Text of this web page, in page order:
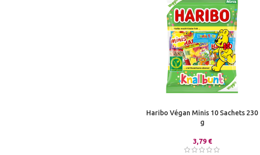
Haribo Végan Minis 10 Sachets 230
g
3,79 €